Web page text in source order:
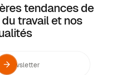
tendances de
travail et nos